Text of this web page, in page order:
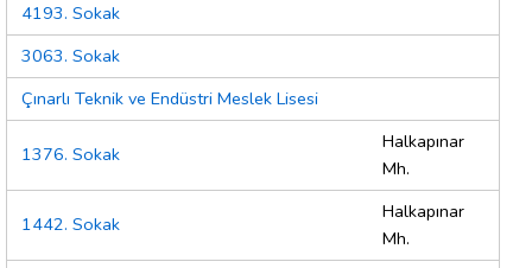
4193. Sokak
3063. Sokak
Çınarlı Teknik ve Endüstri Meslek Lisesi
1376. Sokak
Halkapınar
Mh.
1442. Sokak
Halkapınar
Mh.